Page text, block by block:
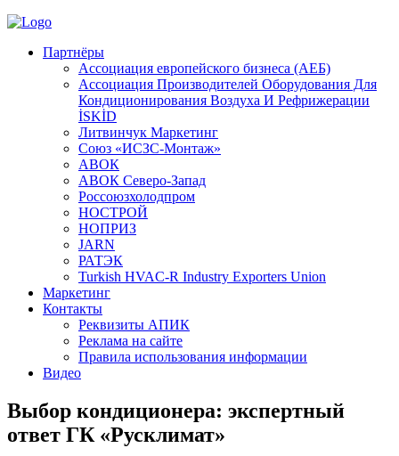
Партнёры
Ассоциация европейского бизнеса (АЕБ)
Aссоциация Производителей Оборудования Для
Кондиционирования Воздуха И Рефрижерации
İSKİD
Литвинчук Маркетинг
Союз «ИСЗС-Монтаж»
АВОК
АВОК Северо-Запад
Россоюзхолодпром
НОСТРОЙ
НОПРИЗ
JARN
РАТЭК
Turkish HVAC-R Industry Exporters Union
Маркетинг
Контакты
Реквизиты АПИК
Реклама на сайте
Правила использования информации
Видео
Выбор кондиционера: экспертный
ответ ГК «Русклимат»